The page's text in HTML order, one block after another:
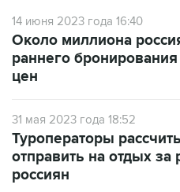
14 июня 2023 года 16:40
Около миллиона
раннего
цен
31 мая 2023 года 18:52
Туроператоры
отправить на отдых
россиян